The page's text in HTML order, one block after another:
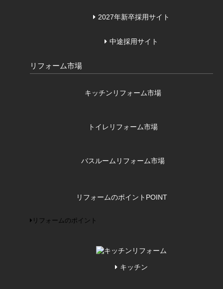
2027年新卒採用サイト
中途採用サイト
リフォーム市場
キッチンリフォーム市場
トイレリフォーム市場
バスルームリフォーム市場
リフォームのポイント POINT
リフォームのポイント
キッチン